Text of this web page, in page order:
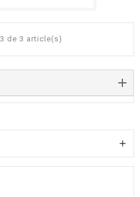
de 3 article(s)
